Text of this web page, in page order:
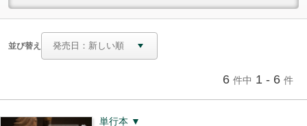
並び替え
6 件中 1 - 6 件
単行本 ▼